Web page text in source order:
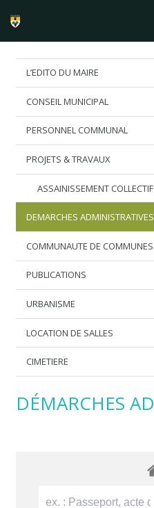
L’EDITO DU MAIRE
CONSEIL MUNICIPAL
PERSONNEL COMMUNAL
PROJETS & TRAVAUX
ASSAINISSEMENT COLLECTIF
DEMARCHES ADMINISTRATIVES
COMMUNAUTE DE COMMUNES
PUBLICATIONS
URBANISME
LOCATION DE SALLES
CIMETIERE
DÉMARCHES